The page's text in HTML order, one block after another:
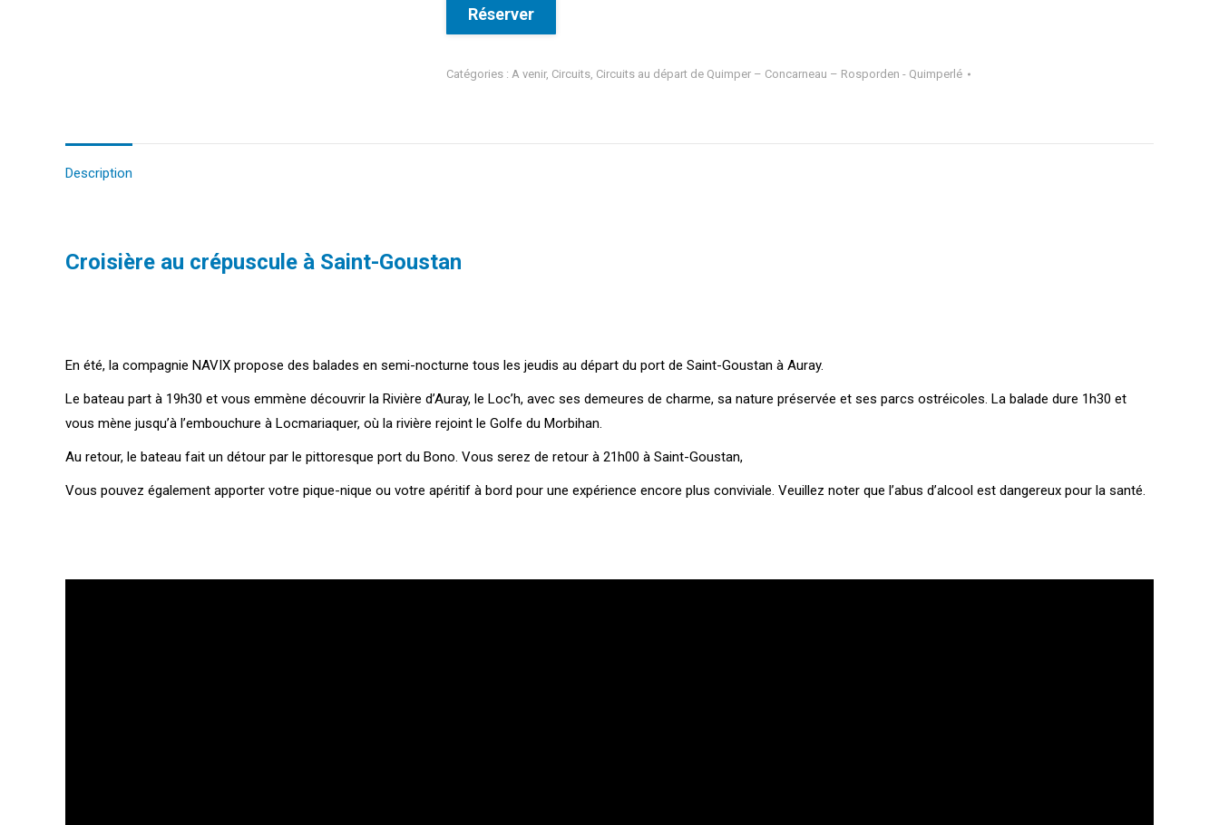
Réserver
Catégories : A venir, Circuits, Circuits au départ de Quimper – Concarneau – Rosporden - Quimperlé
Description
Croisière au crépuscule à Saint-Goustan
En été, la compagnie NAVIX propose des balades en semi-nocturne tous les jeudis au départ du port de Saint-Goustan à Auray.
Le bateau part à 19h30 et vous emmène découvrir la Rivière d’Auray, le Loc’h, avec ses demeures de charme, sa nature préservée et ses parcs ostréicoles. La balade dure 1h30 et
vous mène jusqu’à l’embouchure à Locmariaquer, où la rivière rejoint le Golfe du Morbihan.
Au retour, le bateau fait un détour par le pittoresque port du Bono. Vous serez de retour à 21h00 à Saint-Goustan,
Vous pouvez également apporter votre pique-nique ou votre apéritif à bord pour une expérience encore plus conviviale. Veuillez noter que l’abus d’alcool est dangereux pour la santé.